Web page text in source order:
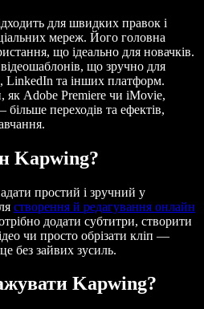
для швидких правок і
мереж. Його головна
що ідеально для новачків.
що зручно для
LinkedIn та інших платформ.
як Adobe Premiere чи iMovie,
переходів та ефектів,
Kapwing?
простий і зручний у
створення й редагування онлайн
додати субтитри, створити
чи просто обрізати кліп —
без зайвих зусиль.
Kapwing?